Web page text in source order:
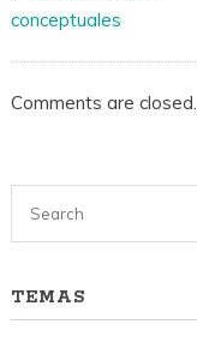
conceptuales
Comments are closed.
TEMAS